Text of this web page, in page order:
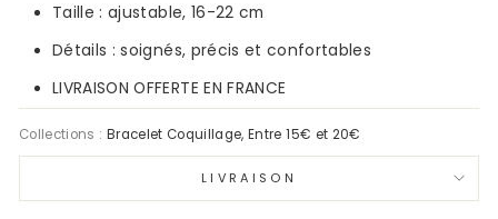
Taille : ajustable, 16-22 cm
Détails : soignés, précis et confortables
LIVRAISON OFFERTE EN FRANCE
Collections : Bracelet Coquillage,Entre 15€ et 20€
LIVRAISON